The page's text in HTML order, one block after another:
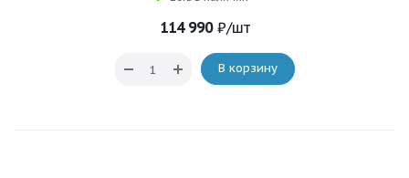
114 990₽/шт
В корзину